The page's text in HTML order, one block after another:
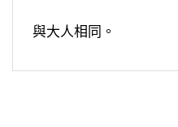
與大人相同。